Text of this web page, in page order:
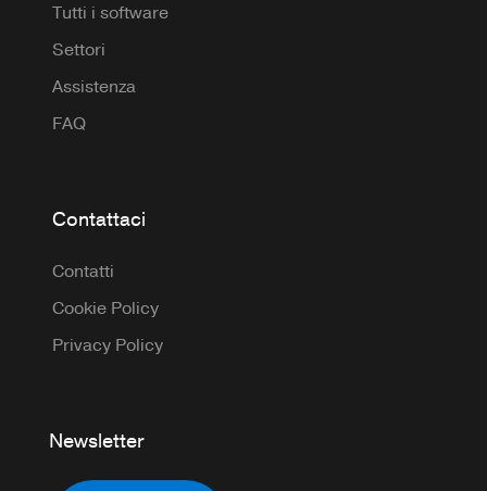
Tutti i software
Settori
Assistenza
FAQ
Contattaci
Contatti
Cookie Policy
Privacy Policy
Newsletter